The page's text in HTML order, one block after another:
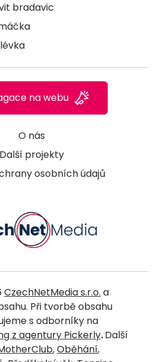
bradavic
O nás
Další projekty
osobních údajů
na webu
CzechNetMedia s.r.o. a
Při tvorbě obsahu
s odborníky na
z agentury Pickerly.Další
,Oběhání,